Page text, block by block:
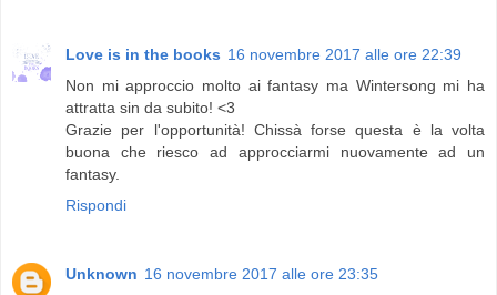
Love is in the books 16 novembre 2017 alle ore 22:39
Non mi approccio molto ai fantasy ma Wintersong mi ha
attratta sin da subito! <3
Grazie per l'opportunità! Chissà forse questa è la volta
buona che riesco ad approcciarmi nuovamente ad un
fantasy.
Rispondi
Unknown 16 novembre 2017 alle ore 23:35